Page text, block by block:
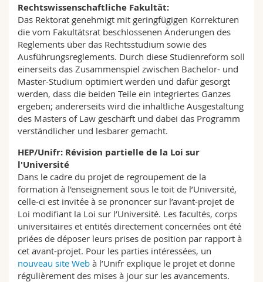
Rechtswissenschaftliche Fakultät:
Das Rektorat genehmigt mit geringfügigen Korrekturen
die vom Fakultätsrat beschlossenen Änderungen des
Reglements über das Rechtsstudium sowie des
Ausführungsreglements. Durch diese Studienreform soll
einerseits das Zusammenspiel zwischen Bachelor- und
Master-Studium optimiert werden und dafür gesorgt
werden, dass die beiden Teile ein integriertes Ganzes
ergeben; andererseits wird die inhaltliche Ausgestaltung
des Masters of Law geschärft und dabei das Programm
verständlicher und lesbarer gemacht.
HEP/Unifr: Révision partielle de la Loi sur
l'Université
Dans le cadre du projet de regroupement de la
formation à l'enseignement sous le toit de l’Université,
celle-ci est invitée à se prononcer sur l’avant-projet de
Loi modifiant la Loi sur l’Université. Les facultés, corps
universitaires et entités directement concernées ont été
priées de déposer leurs prises de position par rapport à
cet avant-projet. Pour les parties intéressées, un
nouveau site Web à l’Unifr explique le projet et donne
régulièrement des mises à jour sur les avancements.